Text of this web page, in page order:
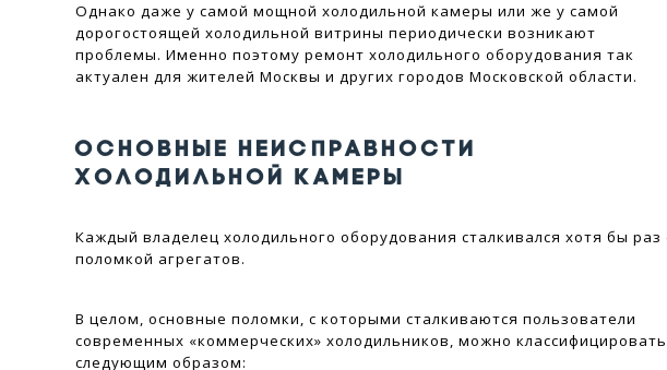
Однако даже у самой мощной холодильной камеры или же у самой
дорогостоящей холодильной витрины периодически возникают
проблемы. Именно поэтому ремонт холодильного оборудования так
актуален для жителей Москвы и других городов Московской области.
ОСНОВНЫЕ НЕИСПРАВНОСТИ
ХОЛОДИЛЬНОЙ КАМЕРЫ
Каждый владелец холодильного оборудования сталкивался хотя бы раз
поломкой агрегатов.
В целом, основные поломки, с которыми сталкиваются пользователи
современных «коммерческих» холодильников, можно классифицировать
следующим образом: